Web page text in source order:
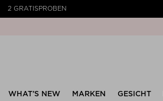
2 GRATISPROBEN
WHAT’S NEW MARKEN GESICHT